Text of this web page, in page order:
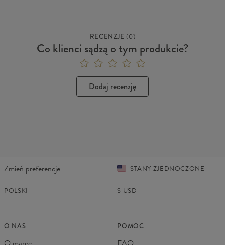
RECENZJE (0)
Co klienci sądzą o tym produkcie?
Dodaj recenzję
Zmień preferencje STANY ZJEDNOCZONE
POLSKI $ USD
O NAS POMOC